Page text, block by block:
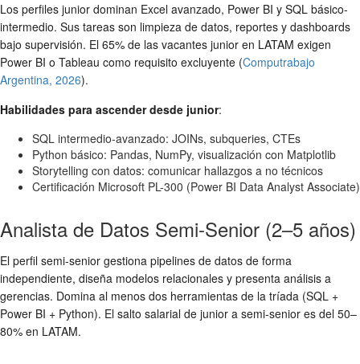
Los perfiles junior dominan Excel avanzado, Power BI y SQL básico-
intermedio. Sus tareas son limpieza de datos, reportes y dashboards
bajo supervisión. El 65% de las vacantes junior en LATAM exigen
Power BI o Tableau como requisito excluyente (Computrabajo
Argentina, 2026).
Habilidades para ascender desde junior:
SQL intermedio-avanzado: JOINs, subqueries, CTEs
Python básico: Pandas, NumPy, visualización con Matplotlib
Storytelling con datos: comunicar hallazgos a no técnicos
Certificación Microsoft PL-300 (Power BI Data Analyst Associate)
Analista de Datos Semi-Senior (2–5 años)
El perfil semi-senior gestiona pipelines de datos de forma
independiente, diseña modelos relacionales y presenta análisis a
gerencias. Domina al menos dos herramientas de la tríada (SQL +
Power BI + Python). El salto salarial de junior a semi-senior es del 50–
80% en LATAM.